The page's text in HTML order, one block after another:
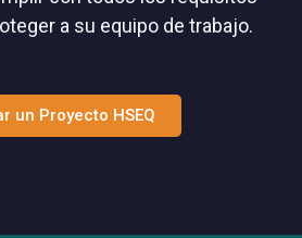
a su equipo de trabajo.
un Proyecto HSEQ